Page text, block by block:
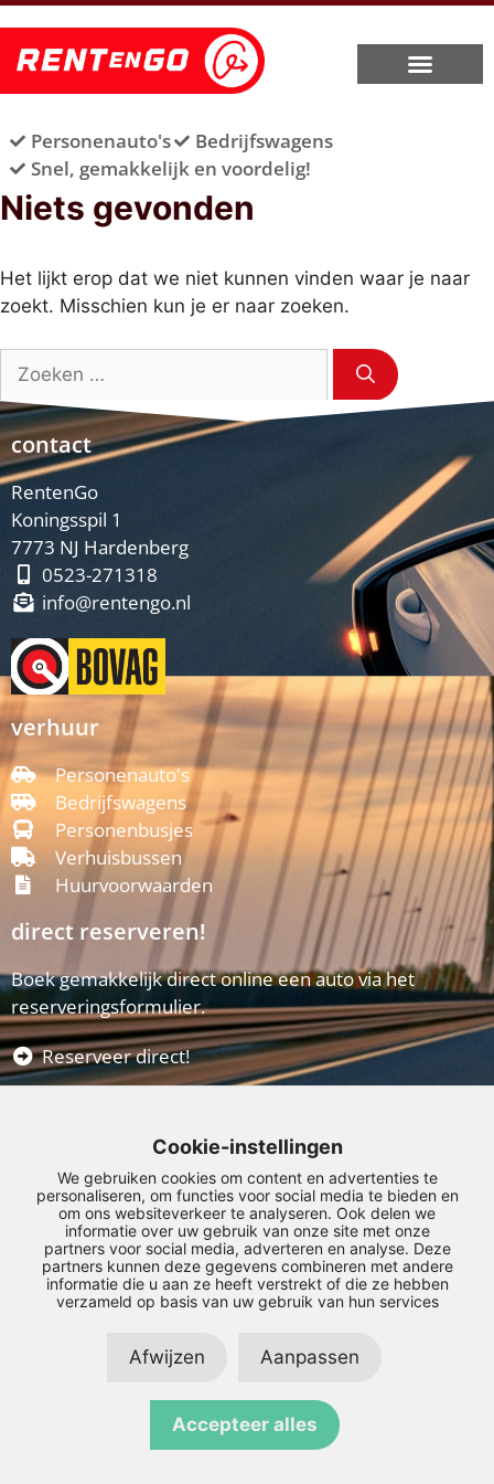
Personenauto's
Bedrijfswagens
Snel, gemakkelijk en voordelig!
Niets gevonden
Het lijkt erop dat we niet kunnen vinden waar je naar
zoekt. Misschien kun je er naar zoeken.
contact
RentenGo
Koningsspil 1
7773 NJ Hardenberg
0523-271318
info@rentengo.nl
verhuur
Personenauto's
Bedrijfswagens
Personenbusjes
Verhuisbussen
Huurvoorwaarden
direct reserveren!
Boek gemakkelijk direct online een auto via het
reserveringsformulier.
Reserveer direct!
© Copyright 2026 – RentenGo – Privacyverklaring–Disclaimer
LinkedIn Instagram Facebook
Cookie-instellingen
We gebruiken cookies om content en advertenties te
personaliseren, om functies voor social media te bieden en
om ons websiteverkeer te analyseren. Ook delen we
informatie over uw gebruik van onze site met onze
partners voor social media, adverteren en analyse. Deze
partners kunnen deze gegevens combineren met andere
informatie die u aan ze heeft verstrekt of die ze hebben
verzameld op basis van uw gebruik van hun services
Afwijzen Aanpassen
Accepteer alles